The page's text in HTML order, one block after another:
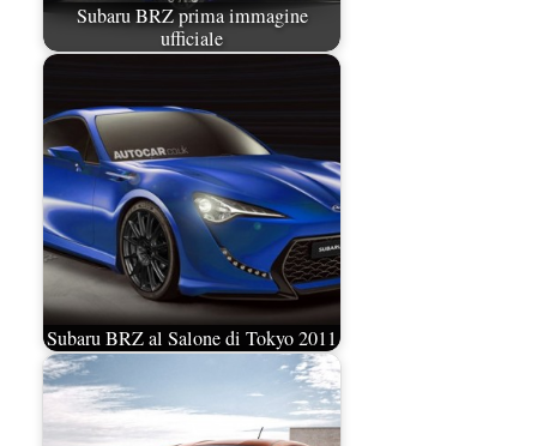
Subaru BRZ prima immagine
ufficiale
Subaru BRZ al Salone di Tokyo 2011